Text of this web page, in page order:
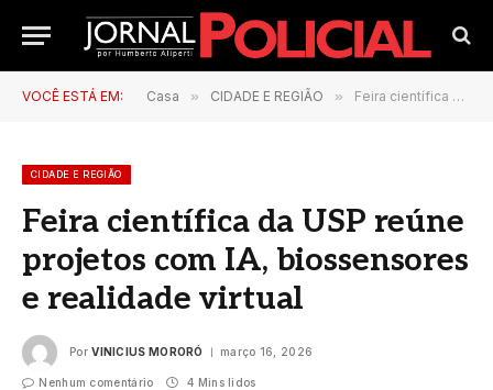
VOCÊ ESTÁ EM: Casa » CIDADE E REGIÃO » Feira científica da USP reúne projetos com IA, biossensores e realidade virtual
CIDADE E REGIÃO
Feira científica da USP reúne
projetos com IA, biossensores
e realidade virtual
Por VINICIUS MORORÓ março 16, 2026
Nenhum comentário 4 Mins lidos